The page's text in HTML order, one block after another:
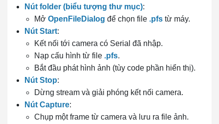
Nút folder (biểu tượng thư mục):
Mở OpenFileDialog để chọn file .pfs từ máy.
Nút Start:
Kết nối tới camera có Serial đã nhập.
Nạp cấu hình từ file .pfs.
Bắt đầu phát hình ảnh (tùy code phần hiển thị).
Nút Stop:
Dừng stream và giải phóng kết nối camera.
Nút Capture:
Chụp một frame từ camera và lưu ra file ảnh.